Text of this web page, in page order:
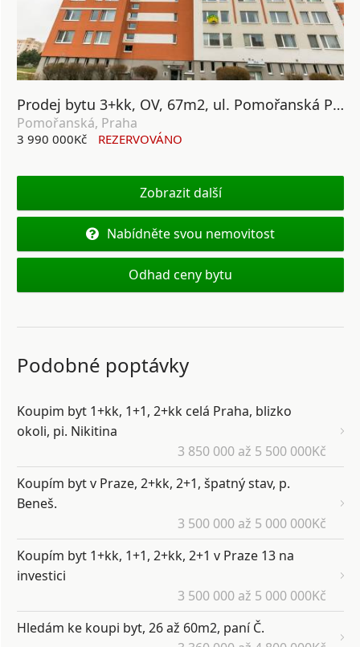
Prodej bytu 3+kk, OV, 67m2, ul. Pomořanská Praha - Troja
Pomořanská, Praha
3 990 000Kč REZERVOVÁNO
Zobrazit další
Nabídněte svou nemovitost
Odhad ceny bytu
Podobné poptávky
Koupim byt 1+kk, 1+1, 2+kk celá Praha, blizko
okoli, pi. Nikitina
3 850 000 až 5 500 000Kč
Koupím byt v Praze, 2+kk, 2+1, špatný stav, p.
Beneš.
3 500 000 až 5 000 000Kč
Koupím byt 1+kk, 1+1, 2+kk, 2+1 v Praze 13 na
investici
3 500 000 až 5 000 000Kč
Hledám ke koupi byt, 26 až 60m2, paní Č.